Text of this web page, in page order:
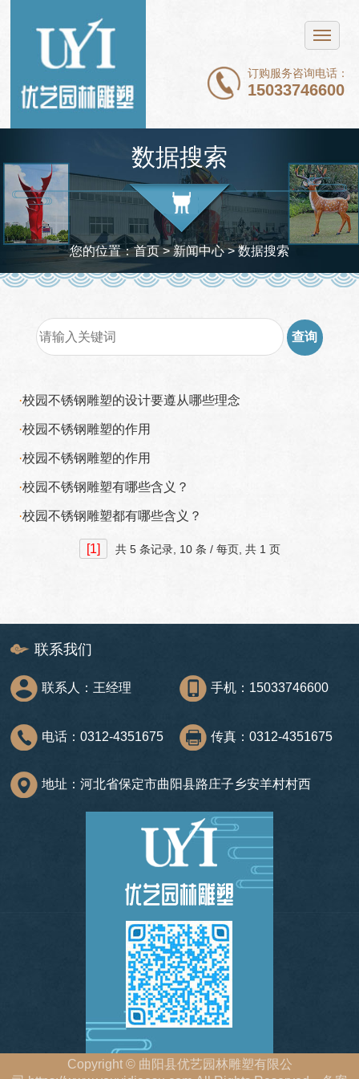
订购服务咨询电话：
15033746600
铜雕塑
石雕
玻璃钢雕塑
新闻中心
案例展示
关于我们
联系我们
数据搜索
您的位置：首页> 新闻中心 >数据搜索
·校园不锈钢雕塑的设计要遵从哪些理念
·校园不锈钢雕塑的作用
·校园不锈钢雕塑的作用
·校园不锈钢雕塑有哪些含义？
·校园不锈钢雕塑都有哪些含义？
[1] 共5 条记录, 10 条 / 每页, 共 1 页
联系我们
联系人：王经理 手机：15033746600
电话：0312-4351675 传真：0312-4351675
地址：河北省保定市曲阳县路庄子乡安羊村村西
Copyright ©曲阳县优艺园林雕塑有限公